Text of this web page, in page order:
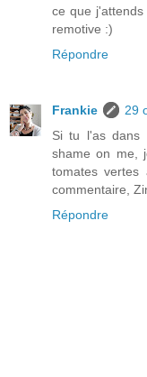
ce que
remotive :)
Répondre
Frankie
29
Si tu l'as dans
shame on me,
tomates
commentaire,
Répondre